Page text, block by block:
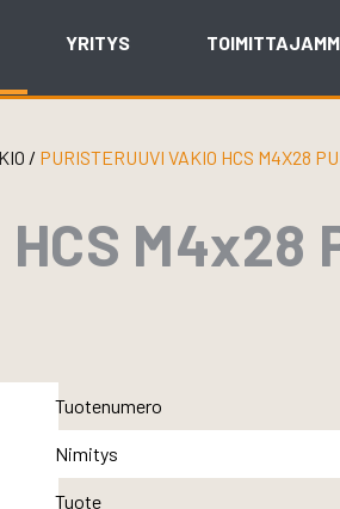
YRITYS
/ PURISTERUUVI VAKIO HCS M4X28
M4x28
Tuotenumero
Nimitys
Tuote